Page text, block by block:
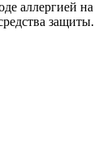
аллергией на
защиты.